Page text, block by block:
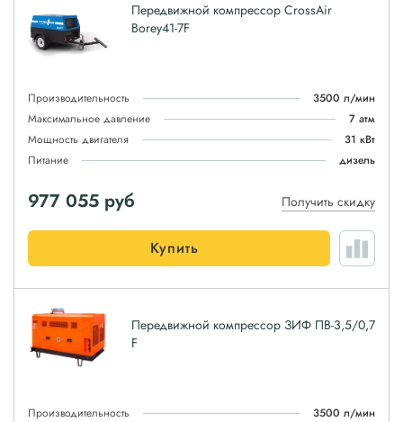
Передвижной компрессор CrossAir
Borey41-7F
Производительность
3500 л/мин
Максимальное давление
7 атм
Мощность двигателя
31 кВт
Питание
дизель
977 055 руб Получить скидку
Купить
Передвижной компрессор ЗИФ ПВ-3,5/0,7
F
Производительность
3500 л/мин